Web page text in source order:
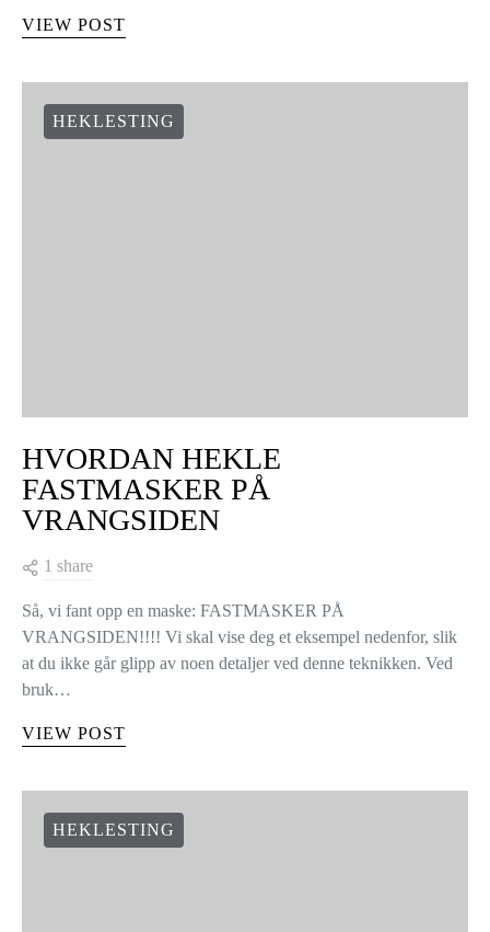
VIEW POST
HEKLESTING
HVORDAN HEKLE
FASTMASKER PÅ
VRANGSIDEN
1 share
Så, vi fant opp en maske: FASTMASKER PÅ
VRANGSIDEN!!!! Vi skal vise deg et eksempel nedenfor, slik
at du ikke går glipp av noen detaljer ved denne teknikken. Ved
bruk…
VIEW POST
HEKLESTING